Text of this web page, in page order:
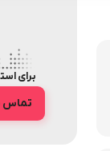
برای
تماس